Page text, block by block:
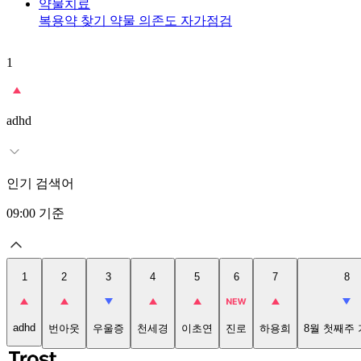
약물치료
복용약 찾기 약물 의존도 자가점검
1
adhd
인기 검색어
09:00 기준
1
adhd
2
번아웃
3
우울증
4
천세경
5
이초연
6
진로
7
하용희
8
8월 첫째주